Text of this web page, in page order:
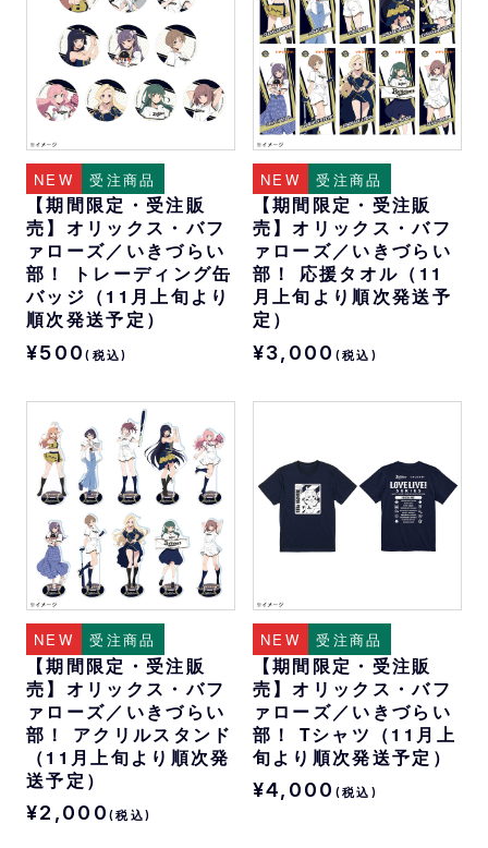
NEW 受注商品
【期間限定・受注販
売】オリックス・バフ
ァローズ／いきづらい
部！ トレーディング缶
バッジ（11月上旬より
順次発送予定）
¥500(税込)
NEW 受注商品
【期間限定・受注販
売】オリックス・バフ
ァローズ／いきづらい
部！ 応援タオル（11
月上旬より順次発送予
定）
¥3,000 (税込)
NEW 受注商品
【期間限定・受注販
売】オリックス・バフ
ァローズ／いきづらい
部！ アクリルスタンド
（11月上旬より順次発
送予定）
¥2,000 (税込)
NEW 受注商品
【期間限定・受注販
売】オリックス・バフ
ァローズ／いきづらい
部！ Tシャツ（11月上
旬より順次発送予定）
¥4,000 (税込)